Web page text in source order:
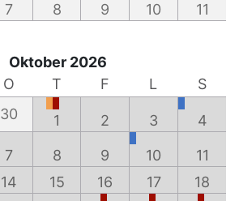
7 8 9 10 11
Oktober 2026
O T F L
S
30 1 2 3 4
7 8 9 10
11
14 15 16 17 18